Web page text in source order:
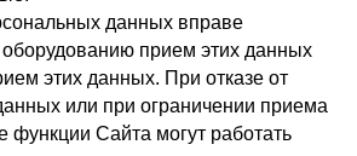
данных вправе
оборудованию прием этих данных
этих данных. При отказе от
или при ограничении приема
функции Сайта могут работать